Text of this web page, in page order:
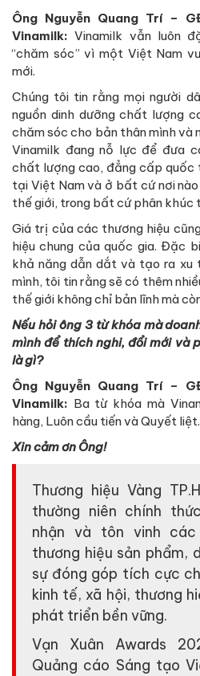
Ông Nguyễn Quang Trí –
Vinamilk: Vinamilk vẫn luôn
“chăm sóc” vì một Việt Nam
mới.
Chúng tôi tin rằng mọi người
nguồn dinh dưỡng chất lượng
chăm sóc cho bản thân mình và
Vinamilk đang nỗ lực để đưa
chất lượng cao, đẳng cấp quốc
tại Việt Nam và ở bất cứ nơi
thế giới, trong bất cứ phân khúc
Giá trị của các thương hiệu
hiệu chung của quốc gia. Đặc
khả năng dẫn dắt và tạo ra xu
mình, tôi tin rằng sẽ có thêm
thế giới không chỉ bản lĩnh mà
Nếu hỏi ông 3 từ khóa mà
mình để thích nghi, đổi mới và
là gì?
Ông Nguyễn Quang Trí –
Vinamilk: Ba từ khóa mà
hàng, Luôn cầu tiến và Quyết liệt.
Xin cảm ơn Ông!
Thương hiệu Vàng
thường niên chính
nhận và tôn vinh
thương hiệu sản phẩm,
sự đóng góp tích cực
kinh tế, xã hội, thương
phát triển bền vững.
Vạn Xuân Awards
Quảng cáo Sáng tạo